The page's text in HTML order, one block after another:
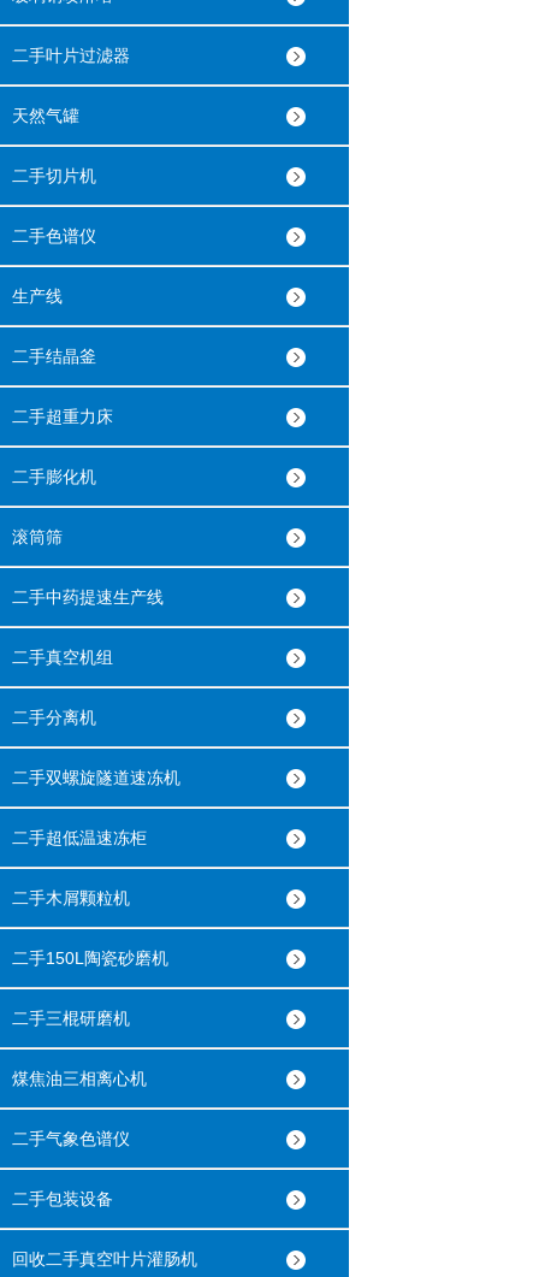
二手叶片过滤器
天然气罐
二手切片机
二手色谱仪
生产线
二手结晶釜
二手超重力床
二手膨化机
滚筒筛
二手中药提速生产线
二手真空机组
二手分离机
二手双螺旋隧道速冻机
二手超低温速冻柜
二手木屑颗粒机
二手150L陶瓷砂磨机
二手三棍研磨机
煤焦油三相离心机
二手气象色谱仪
二手包装设备
回收二手真空叶片灌肠机